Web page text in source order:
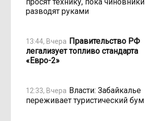
разводят руками
13:44, Вчера Правительство РФ
легализует топливо стандарта
«Евро-2»
12:33, Вчера Власти: Забайкалье
переживает туристический бум